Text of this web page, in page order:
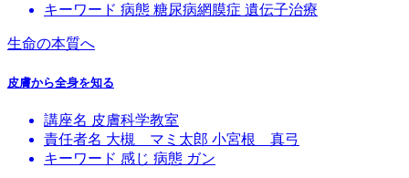
キーワード 病態 糖尿病網膜症 遺伝子治療
生命の本質へ
皮膚から全身を知る
講座名 皮膚科学教室
責任者名 大槻 マミ太郎 小宮根 真弓
キーワード 感じ 病態 ガン